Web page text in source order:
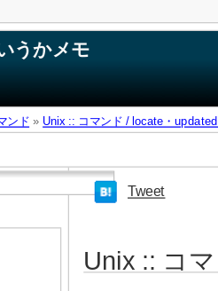
うかメモ
ンド » Unix :: コマンド / locate・
Tweet
Unix :: コ